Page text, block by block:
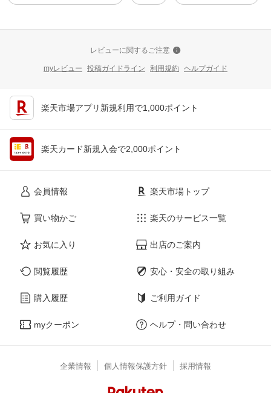
レビューに関するご注意
myレビュー 投稿ガイドライン 利用規約 ヘルプガイド
楽天市場アプリ新規利用で1,000ポイント
楽天カード新規入会で2,000ポイント
会員情報
買い物かご
お気に入り
閲覧履歴
購入履歴
myクーポン
楽天市場トップ
楽天のサービス一覧
出店のご案内
安心・安全の取り組み
ご利用ガイド
ヘルプ・問い合わせ
企業情報 個人情報保護方針 採用情報